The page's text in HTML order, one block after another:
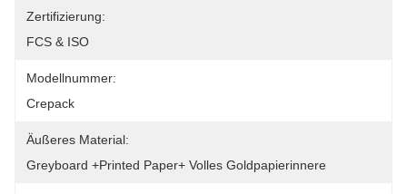
Zertifizierung:
FCS & ISO
Modellnummer:
Crepack
Äußeres Material:
Greyboard +printed Paper+ Volles Goldpapierinnere